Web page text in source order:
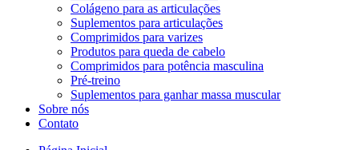
Colágeno para as articulações
Suplementos para articulações
Comprimidos para varizes
Produtos para queda de cabelo
Comprimidos para potência masculina
Pré-treino
Suplementos para ganhar massa muscular
Sobre nós
Contato